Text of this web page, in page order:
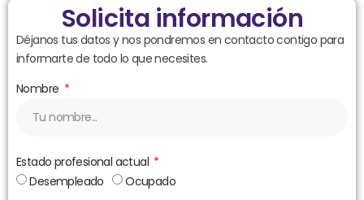
Solicita información
Déjanos tus datos y nos pondremos en contacto contigo para
informarte de todo lo que necesites.
Nombre
Estado profesional actual
Desempleado
Ocupado